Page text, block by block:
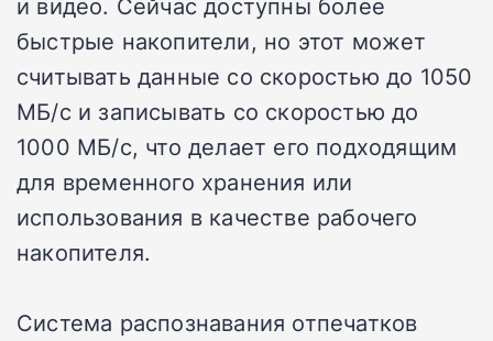
быстрые накопители, но этот может
считывать данные со скоростью до 1050
МБ/с и записывать со скоростью до
1000 МБ/с, что делает его подходящим
для временного хранения или
использования в качестве рабочего
накопителя.
Система распознавания отпечатков